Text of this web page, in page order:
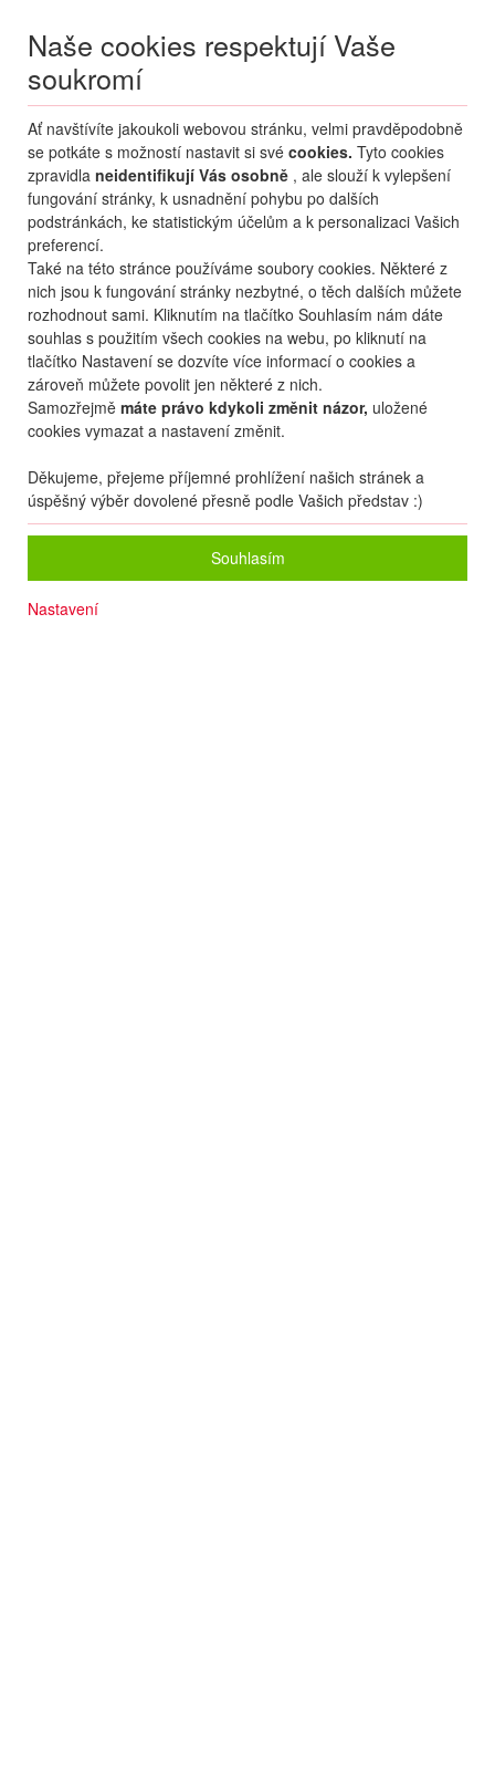
Naše cookies respektují Vaše
soukromí
Ať navštívíte jakoukoli webovou stránku, velmi pravděpodobně
se potkáte s možností nastavit si své cookies. Tyto cookies
zpravidla neidentifikují Vás osobně , ale slouží k vylepšení
fungování stránky, k usnadnění pohybu po dalších
podstránkách, ke statistickým účelům a k personalizaci Vašich
preferencí.
Také na této stránce používáme soubory cookies. Některé z
nich jsou k fungování stránky nezbytné, o těch dalších můžete
rozhodnout sami. Kliknutím na tlačítko Souhlasím nám dáte
souhlas s použitím všech cookies na webu, po kliknutí na
tlačítko Nastavení se dozvíte více informací o cookies a
zároveň můžete povolit jen některé z nich.
Samozřejmě máte právo kdykoli změnit názor, uložené
cookies vymazat a nastavení změnit.
Děkujeme, přejeme příjemné prohlížení našich stránek a
úspěšný výběr dovolené přesně podle Vašich představ :)
Souhlasím
Nastavení
Menu
MojePřihlášení
Destinace nerozhoduje
09.08.-...• 2 osoby
Od nejoblíbenějšího Od nejlevnějšího Od nejdražšího
Od nejbližšího termínu
Probíhá vyhledávání